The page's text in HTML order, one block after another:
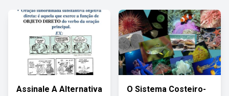
Assinale A Alternativa
O Sistema Costeiro-